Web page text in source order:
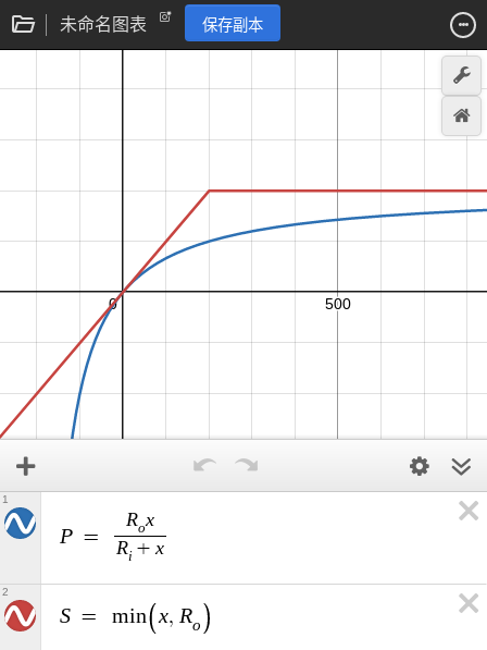
未命名图表 保存副本
P =
Rox
Ri + x
1
S = min x, Ro
2